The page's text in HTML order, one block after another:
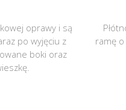
oprawy i są
po wyjęciu z
boki oraz
ramę